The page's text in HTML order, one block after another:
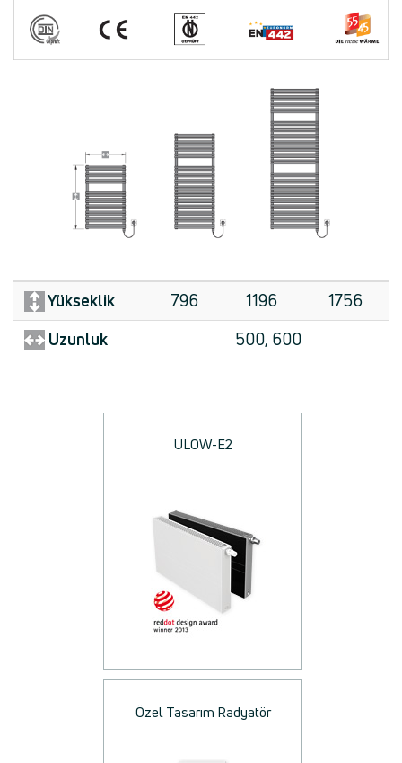
Yükseklik 796 1196
1756
Uzunluk
500, 600
ULOW-E2
Özel Tasarım Radyatör